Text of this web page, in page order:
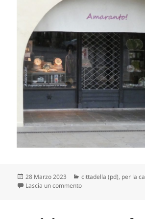
Scritto
il
28 Marzo 2023 Categorie
cittadella (pd), per la
Lascia un commentosu esclamazione chiara